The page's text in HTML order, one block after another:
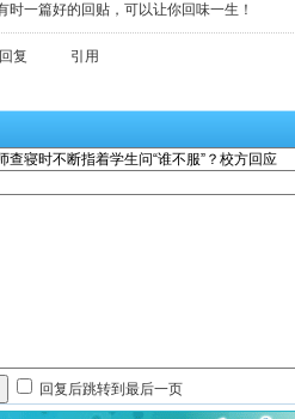
时一篇好的回贴，可以让你回味一生！
回复
引用
回复后跳转到最后一页